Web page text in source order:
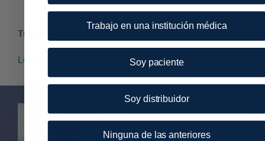
Trampa atrapa pólipos
Leer más
Trabajo en una institución médica
Soy paciente
Soy distribuidor
Ninguna de las anteriores